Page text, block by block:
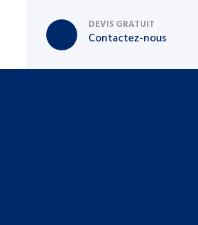
DEVIS GRATUIT
Contactez-nous